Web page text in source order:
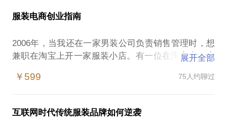
服装电商创业指南
2006年，当我还在一家男装公司负责销售管理时，想
兼职在淘宝上开一家服装小店。有一位在淘宝上开店
不好做。”那个时候，工作并不轻松，创业心态也不够
2012年，我放弃在深圳的高薪职位，转投电商大军，
前往广州与人合伙在天猫创立女装品牌。深入到这个
展开全部
￥599 75人约聊过
互联网时代传统服装品牌如何逆袭